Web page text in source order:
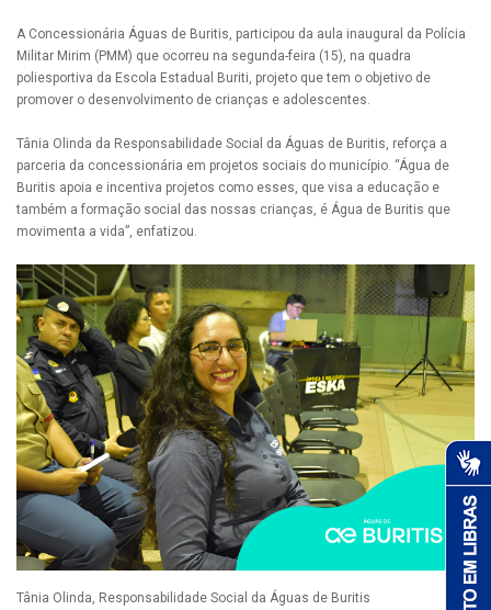
A Concessionária Águas de Buritis, participou da aula inaugural da Polícia
Militar Mirim (PMM) que ocorreu na segunda-feira (15), na quadra
poliesportiva da Escola Estadual Buriti, projeto que tem o objetivo de
promover o desenvolvimento de crianças e adolescentes.
Tânia Olinda da Responsabilidade Social da Águas de Buritis, reforça a
parceria da concessionária em projetos sociais do município. “Água de
Buritis apoia e incentiva projetos como esses, que visa a educação e
também a formação social das nossas crianças, é Água de Buritis que
movimenta a vida”, enfatizou.
Tânia Olinda, Responsabilidade Social da Águas de Buritis